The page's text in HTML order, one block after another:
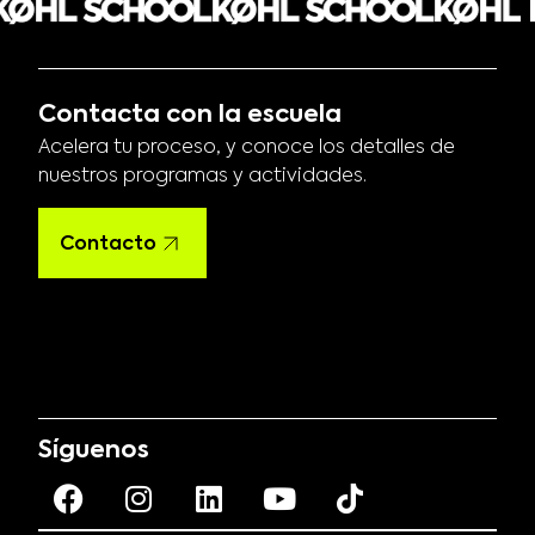
Contacta con la escuela
Acelera tu proceso, y conoce los detalles de
nuestros programas y actividades.
Contacto
Síguenos